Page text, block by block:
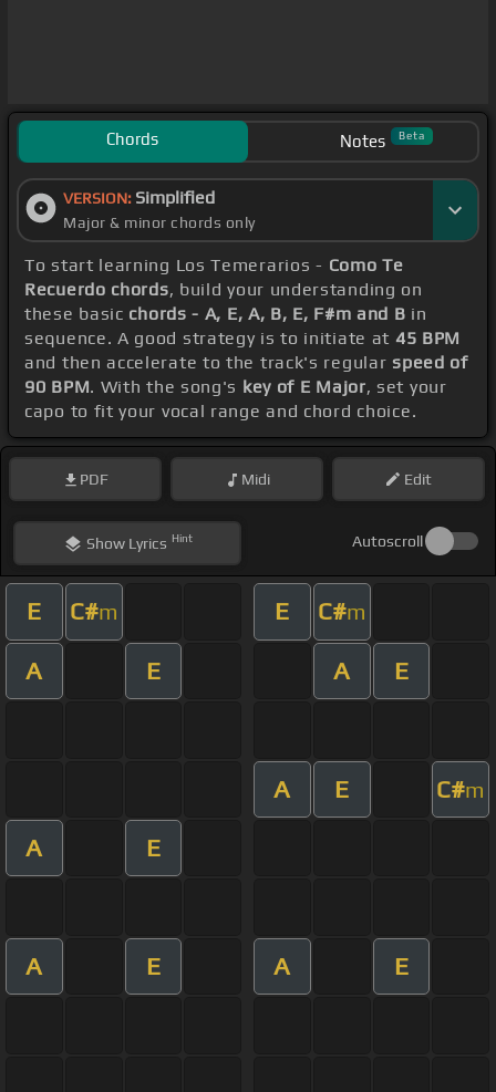
Chords Notes Beta
VERSION: Simplified
Major & minor chords only
To start learning Los Temerarios - Como Te
Recuerdo chords, build your understanding on
these basic chords - A, E, A, B, E, F#m and B in
sequence. A good strategy is to initiate at 45 BPM
and then accelerate to the track's regularspeed of
90 BPM. With the song's key of E Major, set your
capo to fit your vocal range and chord choice.
PDF Midi Edit
ShowLyrics Hint Autoscroll
E C#m E C#m
A E A E
A E C#m
A E
A E A E